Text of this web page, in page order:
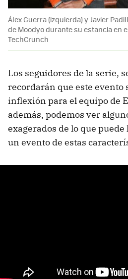
Álex Guerra (izquierda) y Javier
de Moodyo durante su estancia en
TechCrunch
Los seguidores de la serie,
recordarán que este evento
inflexión para el equipo de
además, podemos ver
exagerados de lo que
un evento de estas